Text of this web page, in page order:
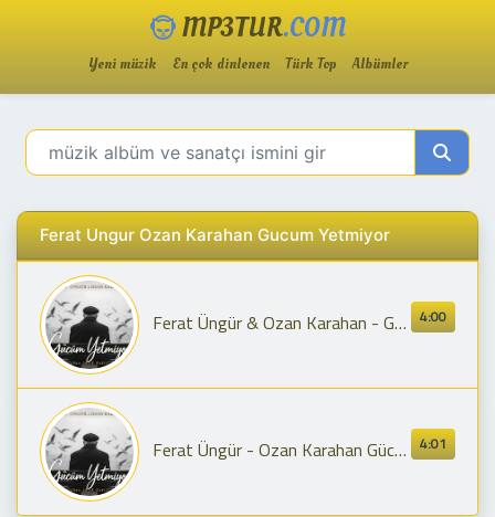
MP3TUR.COM
Yeni müzik En çok dinlenen Türk Top Albümler
Ferat Ungur Ozan Karahan Gucum Yetmiyor
4:00
Ferat Üngür & Ozan Karahan - Gücüm Yetmiyor
4:01
Ferat Üngür - Ozan Karahan Gücüm Yetmiyor